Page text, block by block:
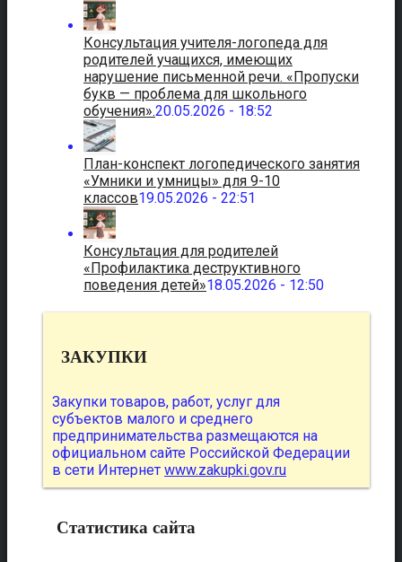
Консультация учителя-логопеда для
родителей учащихся, имеющих
нарушение письменной речи. «Пропуски
букв — проблема для школьного
обучения».20.05.2026 - 18:52
План-конспект логопедического занятия
«Умники и умницы» для 9-10
классов19.05.2026 - 22:51
Консультация для родителей
«Профилактика деструктивного
поведения детей»18.05.2026 - 12:50
ЗАКУПКИ
Закупки товаров, работ, услуг для
субъектов малого и среднего
предпринимательства размещаются на
официальном сайте Российской Федерации
в сети Интернет www.zakupki.gov.ru
Статистика сайта